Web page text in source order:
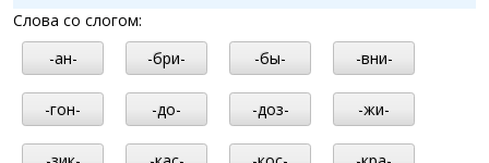
Слова со слогом:
-ан-
-бри- -бы- -вни-
-гон- -до- -доз- -жи-